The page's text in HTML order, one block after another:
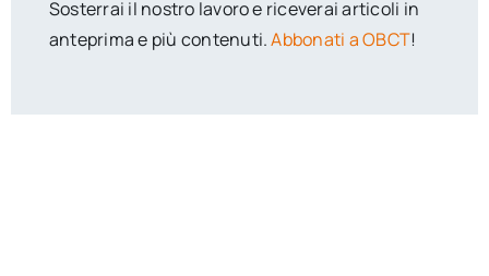
Sosterrai il nostro lavoro e riceverai articoli in
anteprima e più contenuti.Abbonati a OBCT!